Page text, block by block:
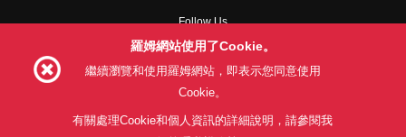
Follow Us
網站使用條款 利用目的 隱私權政策
網站地圖
羅姆網站使用了Cookie。
繼續瀏覽和使用羅姆網站，即表示您同意使用
Cookie。
有關處理Cookie和個人資訊的詳細說明，請參閱我